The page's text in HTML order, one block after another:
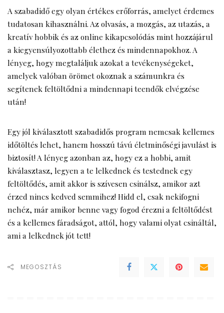
A szabadidő egy olyan értékes erőforrás, amelyet érdemes
tudatosan kihasználni. Az olvasás, a mozgás, az utazás, a
kreatív hobbik és az online kikapcsolódás mint hozzájárul
a kiegyensúlyozottabb élethez és mindennapokhoz. A
lényeg, hogy megtaláljuk azokat a tevékenységeket,
amelyek valóban örömet okoznak a számunkra és
segítenek feltöltődni a mindennapi teendők elvégzése
után!
Egy jól kiválasztott szabadidős program nemcsak kellemes
időtöltés lehet, hanem hosszú távú életminőségi javulást is
biztosít! A lényeg azonban az, hogy ez a hobbi, amit
kiválasztasz, legyen a te lelkednek és testednek egy
feltöltődés, amit akkor is szívesen csinálsz, amikor azt
érzed nincs kedved semmihez! Hidd el, csak nekifogni
nehéz, már amikor benne vagy fogod érezni a feltöltődést
és a kellemes fáradságot, attól, hogy valami olyat csináltál,
ami a lelkednek jót tett!
MEGOSZTÁS